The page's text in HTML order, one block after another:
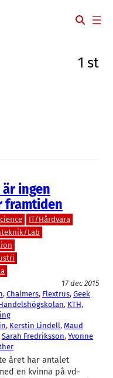
1 st
ingen
framtiden
IT/Hårdvara
Lab
17 dec 2015
, Chalmers, Flextrus, Geek
, KTH
, Kerstin Lindell, Maud
Sarah Fredriksson, Yvonne
året har antalet
en kvinna på vd-